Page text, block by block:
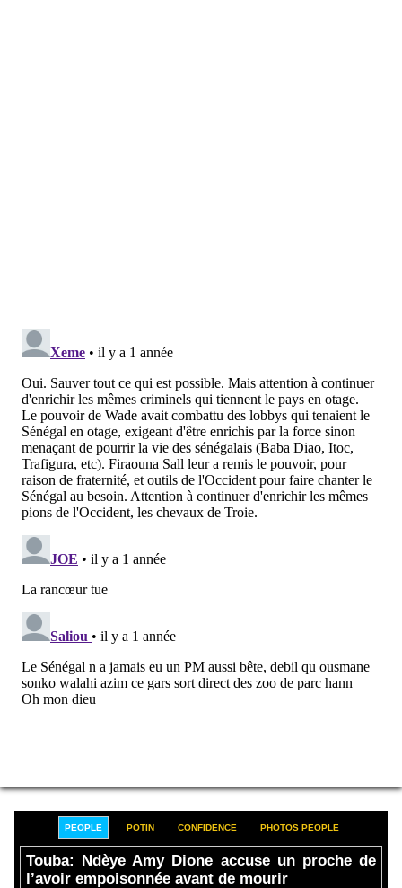
PEOPLE POTIN CONFIDENCE PHOTOS PEOPLE
Touba: Ndèye Amy Dione accuse un proche de
l’avoir empoisonnée avant de mourir